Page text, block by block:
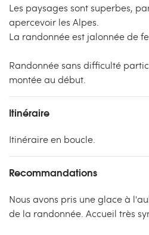
Les paysages sont superbes,
apercevoir les Alpes.
La randonnée est jalonnée de
Randonnée sans difficulté
montée au début.
Itinéraire
Itinéraire en boucle.
Recommandations
Nous avons pris une glace à
de la randonnée. Accueil très